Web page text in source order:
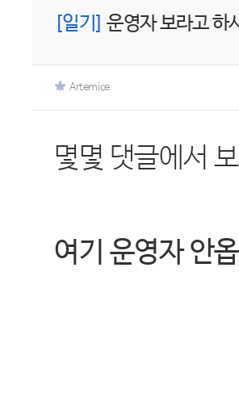
[일기] 운영자 보라고 하
Artemice
몇몇 댓글에서
여기 운영자 안